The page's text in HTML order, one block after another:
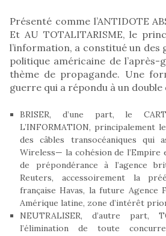
Présenté comme l’ANTIDOTE
Et AU TOTALITARISME, le
l’information, a constitué un des
politique américaine de
thème de propagande. Une
guerre qui a répondu à un
BRISER, d’une part, le
L’INFORMATION, principalement
des câbles transocéaniques qui
Wireless— la cohésion de
de prépondérance à l’agence
Reuters, accessoirement la
française Havas, la future Agence
Amérique latine, zone d’intérêt
NEUTRALISER, d’autre part,
l’élimination de toute